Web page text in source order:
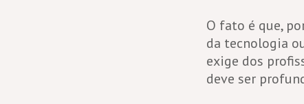
O fato é que,
da tecnologia
exige dos
deve ser